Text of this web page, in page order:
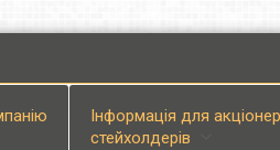
Інформація для
стейхолдерів